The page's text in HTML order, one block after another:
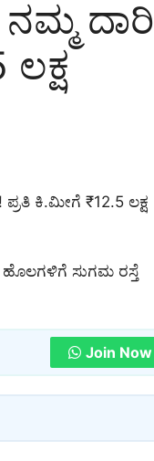
ದಾರಿ
ಪ್ರತಿ ಕಿ.ಮೀಗೆ ₹12.5 ಲಕ್ಷ
ಹೊಲಗಳಿಗೆ ಸುಗಮ ರಸ್ತೆ
Join Now